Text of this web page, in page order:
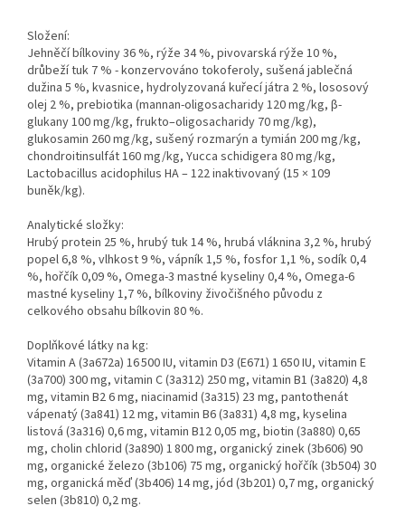
Složení:
Jehněčí bílkoviny 36 %, rýže 34 %, pivovarská rýže 10 %,
drůbeží tuk 7 % - konzervováno tokoferoly, sušená jablečná
dužina 5 %, kvasnice, hydrolyzovaná kuřecí játra 2 %, lososový
olej 2 %, prebiotika (mannan-oligosacharidy 120 mg/kg, β-
glukany 100 mg/kg, frukto–oligosacharidy 70 mg/kg),
glukosamin 260 mg/kg, sušený rozmarýn a tymián 200 mg/kg,
chondroitinsulfát 160 mg/kg, Yucca schidigera 80 mg/kg,
Lactobacillus acidophilus HA – 122 inaktivovaný (15 × 109
buněk/kg).
Analytické složky:
Hrubý protein 25 %, hrubý tuk 14 %, hrubá vláknina 3,2 %, hrubý
popel 6,8 %, vlhkost 9 %, vápník 1,5 %, fosfor 1,1 %, sodík 0,4
%, hořčík 0,09 %, Omega-3 mastné kyseliny 0,4 %, Omega-6
mastné kyseliny 1,7 %, bílkoviny živočišného původu z
celkového obsahu bílkovin 80 %.
Doplňkové látky na kg:
Vitamin A (3a672a) 16 500 IU, vitamin D3 (E671) 1 650 IU, vitamin E
(3a700) 300 mg, vitamin C (3a312) 250 mg, vitamin B1 (3a820) 4,8
mg, vitamin B2 6 mg, niacinamid (3a315) 23 mg, pantothenát
vápenatý (3a841) 12 mg, vitamin B6 (3a831) 4,8 mg, kyselina
listová (3a316) 0,6 mg, vitamin B12 0,05 mg, biotin (3a880) 0,65
mg, cholin chlorid (3a890) 1 800 mg, organický zinek (3b606) 90
mg, organické železo (3b106) 75 mg, organický hořčík (3b504) 30
mg, organická měď (3b406) 14 mg, jód (3b201) 0,7 mg, organický
selen (3b810) 0,2 mg.